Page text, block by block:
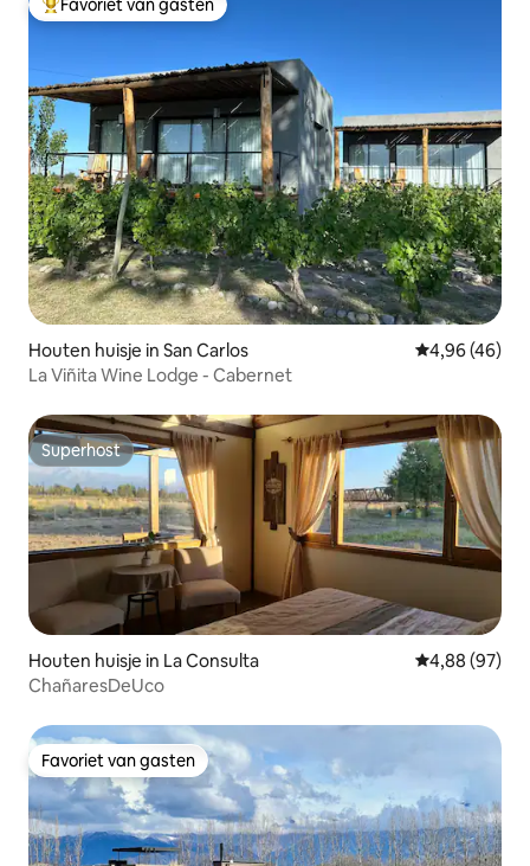
Topfavoriet van gasten
Favoriet van gasten
Houten huisje in San Carlos Gemiddelde
4,96 (46)
La Viñita Wine Lodge - Cabernet
Superhost
Superhost
Houten huisje in La Consulta Gemiddelde
4,88 (97)
ChañaresDeUco
Favoriet van gasten
Favoriet van gasten